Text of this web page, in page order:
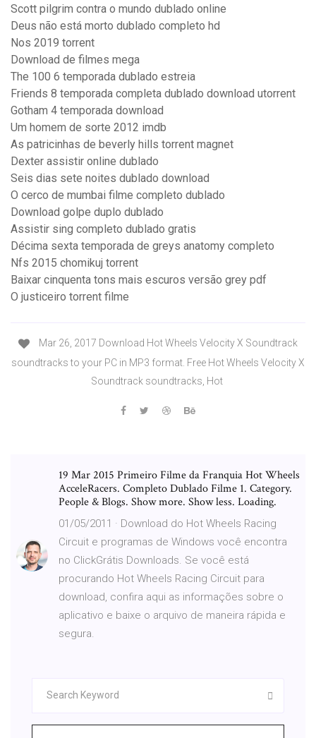
Scott pilgrim contra o mundo dublado online
Deus não está morto dublado completo hd
Nos 2019 torrent
Download de filmes mega
The 100 6 temporada dublado estreia
Friends 8 temporada completa dublado download utorrent
Gotham 4 temporada download
Um homem de sorte 2012 imdb
As patricinhas de beverly hills torrent magnet
Dexter assistir online dublado
Seis dias sete noites dublado download
O cerco de mumbai filme completo dublado
Download golpe duplo dublado
Assistir sing completo dublado gratis
Décima sexta temporada de greys anatomy completo
Nfs 2015 chomikuj torrent
Baixar cinquenta tons mais escuros versão grey pdf
O justiceiro torrent filme
Mar 26, 2017 Download Hot Wheels Velocity X Soundtrack
soundtracks to your PC in MP3 format. Free Hot Wheels Velocity X
Soundtrack soundtracks, Hot
19 Mar 2015 Primeiro Filme da Franquia Hot Wheels
AcceleRacers. Completo Dublado Filme 1. Category.
People & Blogs. Show more. Show less. Loading.
01/05/2011 · Download do Hot Wheels Racing
Circuit e programas de Windows você encontra
no ClickGrátis Downloads. Se você está
procurando Hot Wheels Racing Circuit para
download, confira aqui as informações sobre o
aplicativo e baixe o arquivo de maneira rápida e
segura.